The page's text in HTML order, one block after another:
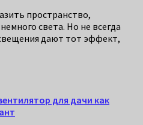
пространство,
света. Но не всегда
дают тот эффект,
для дачи как